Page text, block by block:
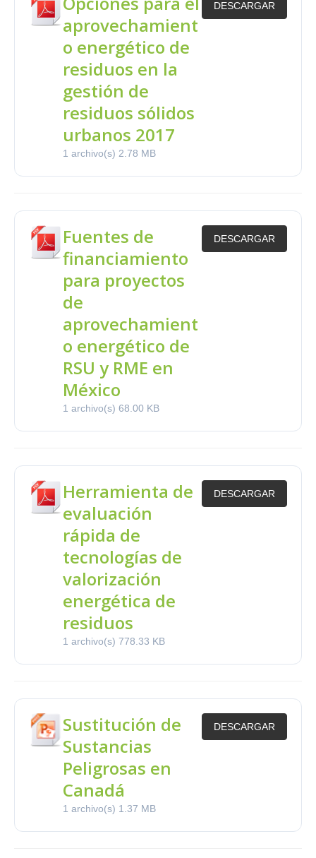
aprovechamient
o energético de
residuos en la
gestión de
residuos sólidos
urbanos 2017
1 archivo(s) 2.78 MB
DESCARGAR
Fuentes de
financiamiento
para proyectos
de
aprovechamient
o energético de
RSU y RME en
México
1 archivo(s) 68.00 KB
DESCARGAR
Herramienta de
evaluación
rápida de
tecnologías de
valorización
energética de
residuos
1 archivo(s) 778.33 KB
DESCARGAR
Sustitución de
Sustancias
Peligrosas en
Canadá
1 archivo(s) 1.37 MB
DESCARGAR